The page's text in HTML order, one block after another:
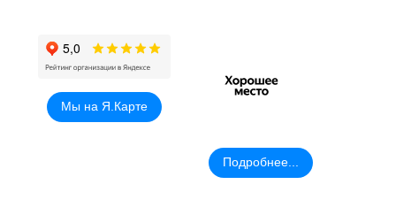
Мы на Я.Карте
Подробнее...